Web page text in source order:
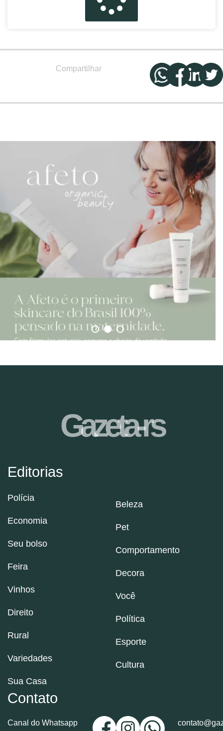
Compartilhar
Editorias
Polícia
Economia
Seu bolso
Feira
Vinhos
Direito
Rural
Variedades
Sua Casa
Beleza
Pet
Comportamento
Decora
Você
Política
Esporte
Cultura
Contato
Canal do Whatsapp
Gazeta-rs